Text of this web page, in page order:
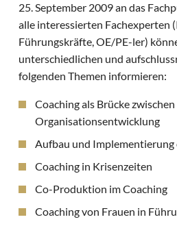
25. September 2009 an das
alle interessierten Fachexperten
Führungskräfte, OE/PE-ler)
unterschiedlichen und
folgenden Themen informieren:
Coaching als Brücke
Organisationsentwicklung
Aufbau und Implementierung
Coaching in Krisenzeiten
Co-Produktion im Coaching
Coaching von Frauen in